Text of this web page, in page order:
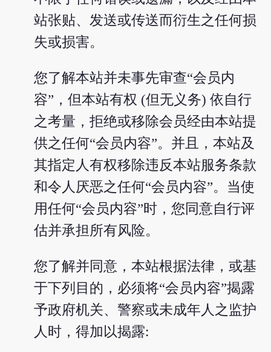
站张贴、发送或传送而衍生之任何损
失或损害。
您了解本站并未事先审查“会员内
容”，但本站有权 (但无义务) 依自行
之考量，拒绝或移除会员经由本站提
供之任何“会员内容”。并且，本站及
其指定人有权移除违反本站服务条款
和令人厌恶之任何“会员内容”。当使
用任何“会员内容”时，您同意自行评
估并承担所有风险。
您了解并同意，本站根据法律，或基
于下列目的，必须将“会员内容”揭露
予政府机关、警察或未成年人之监护
人时，得加以揭露: